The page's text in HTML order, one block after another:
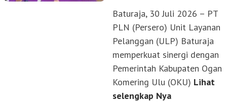
Baturaja, 30 Juli 2026 – PT
PLN (Persero) Unit Layanan
Pelanggan (ULP) Baturaja
memperkuat sinergi dengan
Pemerintah Kabupaten Ogan
Komering Ulu (OKU) Lihat
selengkap Nya